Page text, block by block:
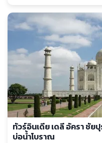
ทัวร์อินเดีย เดลี อัครา ชัย
บ่อน้ำโบราณ